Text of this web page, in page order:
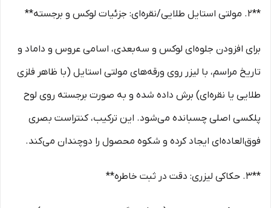
**2. مولتی استایل طلایی/نقره‌ای: جزئیات لوکس و برجسته**
برای افزودن جلوه‌ای لوکس و سه‌بعدی، اسامی عروس و داماد و
تاریخ مراسم، با لیزر روی ورقه‌های مولتی استایل (با ظاهر فلزی
طلایی یا نقره‌ای) برش داده شده و به صورت برجسته روی لوح
پلکسی اصلی چسبانده می‌شود. این ترکیب، کنتراست بصری
فوق‌العاده‌ای ایجاد کرده و شکوه محصول را دوچندان می‌کند.
**3. حکاکی لیزری: دقت در ثبت خاطره**